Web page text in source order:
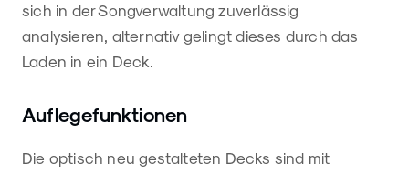
sich in der Songverwaltung zuverlässig
analysieren, alternativ gelingt dieses durch das
Laden in ein Deck.
Auflegefunktionen
Die optisch neu gestalteten Decks sind mit